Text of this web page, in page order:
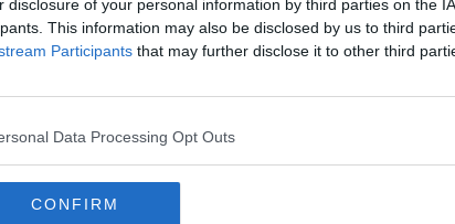
disclosure of your personal information by third parties on the
This information may also be disclosed by us to third
Participants that may further disclose it to other third
Data Processing Opt Outs
CONFIRM